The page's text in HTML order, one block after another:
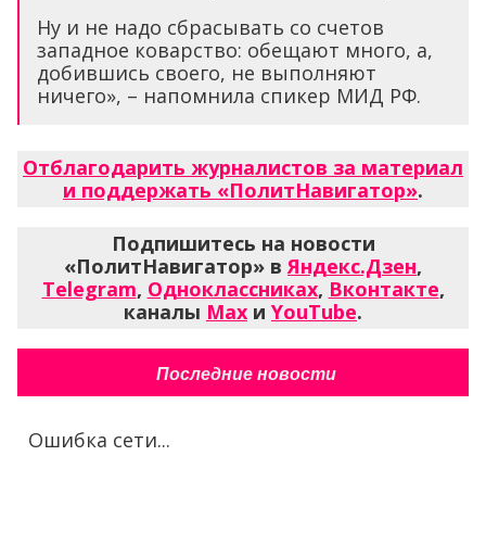
Ну и не надо сбрасывать со счетов
западное коварство: обещают много, а,
добившись своего, не выполняют
ничего», – напомнила спикер МИД РФ.
Отблагодарить журналистов за материал
и поддержать «ПолитНавигатор».
Подпишитесь на новости
«ПолитНавигатор» вЯндекс.Дзен,
Telegram, Одноклассниках, Вконтакте,
каналы Max и YouTube.
Последние новости
Ошибка сети...